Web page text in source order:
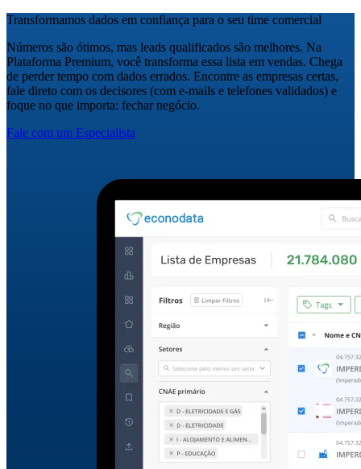
Transformamos dados em confiança para o seu time comercial
Números são ótimos, mas leads qualificados são melhores. Na
Plataforma Premium, você transforma essa lista em vendas. Chega
de perder tempo com dados errados. Encontre as empresas certas,
fale direto com os decisores (com e-mails e telefones validados) e
foque no que importa: fechar negócio.
Fale com um Especialista